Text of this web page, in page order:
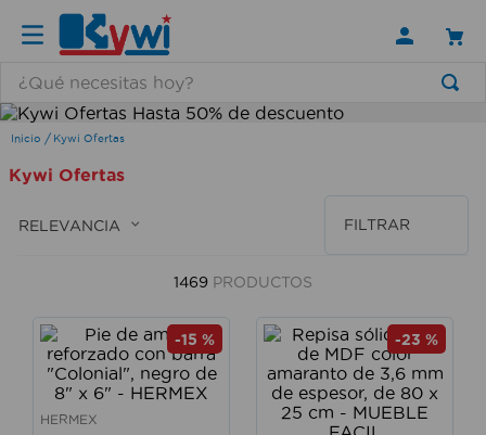
Kywi Ofertas
Kywi Ofertas
RELEVANCIA FILTRAR
1469 PRODUCTOS
-15 %
HERMEX
-23 %
TÉRMINOS MÁS BUSCADOS
3.
silla
organizador
cerradura
taladro